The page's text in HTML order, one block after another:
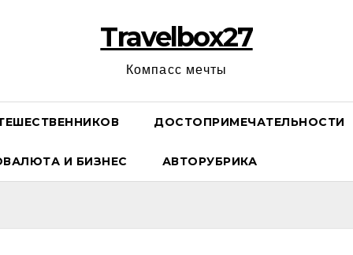
Travelbox27
Компасс мечты
ДОСТОПРИМЕЧАТЕЛЬНОСТИ
И БИЗНЕС АВТОРУБРИКА